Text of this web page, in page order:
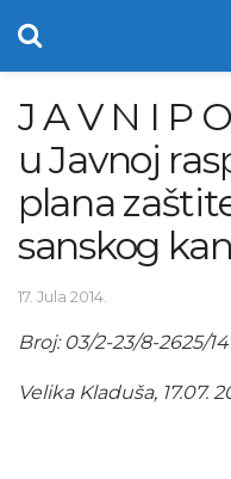
J A V N I P
u Javnoj
plana
sanskog
17. Jula 2014.
Broj: 03/2-23/8-2625/14
Velika Kladuša, 17.07.